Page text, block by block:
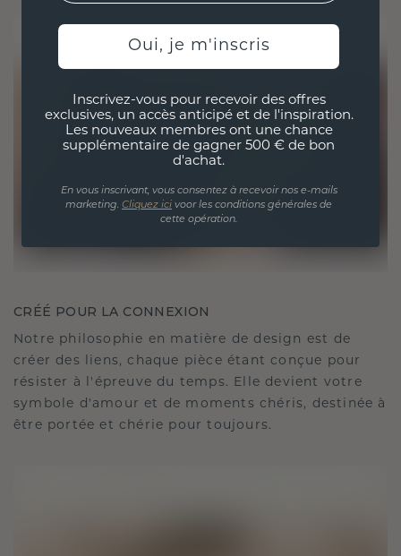
CRÉÉ POUR LA CONNEXION
Notre philosophie en matière de design est de
créer des liens, chaque pièce étant conçue pour
résister à l'épreuve du temps. Elle devient votre
symbole d'amour et de moments chéris, destinée à
être portée et chérie pour toujours.
Oui, je m'inscris
Inscrivez-vous pour recevoir des offres
exclusives, un accès anticipé et de l'inspiration.
Les nouveaux membres ont une chance
supplémentaire de gagner 500 € de bon
d'achat.
En vous inscrivant, vous consentez à recevoir nos e-mails
marketing. Cliquez ici voor les conditions générales de
cette opération.